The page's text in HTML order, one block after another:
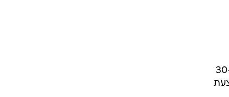
נפגשנו לטעימות. היינו עם 30-40